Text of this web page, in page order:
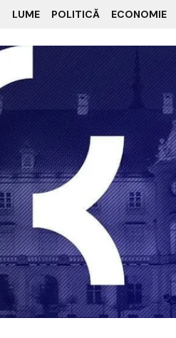
LUME POLITICĂ ECONOMIE